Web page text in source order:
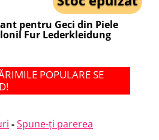
pentru Geci din Piele
Fur Lederkleidung
POPULARE SE
-Spune-ţi parerea